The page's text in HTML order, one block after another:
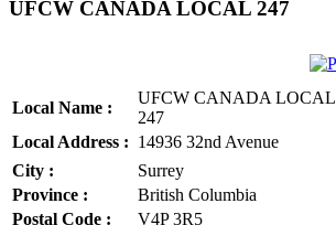
UFCW CANADA LOCAL 247
Local Name :
UFCW CANADA LOCAL
247
Local Address : 14936 32nd Avenue
City :
Surrey
Province :
British Columbia
Postal Code :
V4P 3R5